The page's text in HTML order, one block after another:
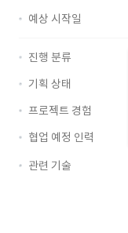
예상 시작일
진행 분류
기획 상태
프로젝트 경험
협업 예정 인력
관련 기술